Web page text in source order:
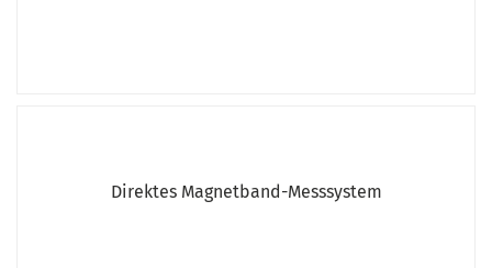
Direktes Magnetband-Messsystem